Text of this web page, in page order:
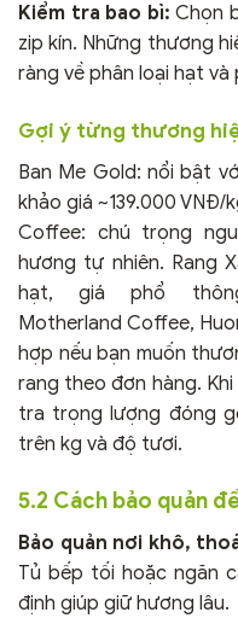
Kiểm tra bao bì: Chọn
zip kín. Những thương
ràng về phân loại hạt
Gợi ý từng thương
Ban Me Gold: nổi bật
khảo giá ~139.000 VNĐ/
Coffee: chú trọng
hương tự nhiên. Rang
hạt, giá phổ thông
Motherland Coffee,
hợp nếu bạn muốn
rang theo đơn hàng.
tra trọng lượng đóng
trên kg và độ tươi.
5.2 Cách bảo quản
Bảo quản nơi khô,
Tủ bếp tối hoặc ngăn
định giúp giữ hương lâu.